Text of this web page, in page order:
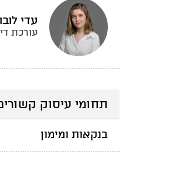
עדי
עורכת
תחומי עיסוק
בנקאות ומימון